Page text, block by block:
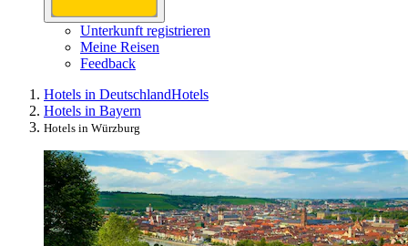
Unterkunft registrieren
Meine Reisen
Feedback
Hotels in DeutschlandHotels
Hotels in Bayern
Hotels in Würzburg